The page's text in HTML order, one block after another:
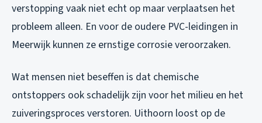
verstopping vaak niet echt op maar verplaatsen het
probleem alleen. En voor de oudere PVC-leidingen in
Meerwijk kunnen ze ernstige corrosie veroorzaken.
Wat mensen niet beseffen is dat chemische
ontstoppers ook schadelijk zijn voor het milieu en het
zuiveringsproces verstoren. Uithoorn loost op de